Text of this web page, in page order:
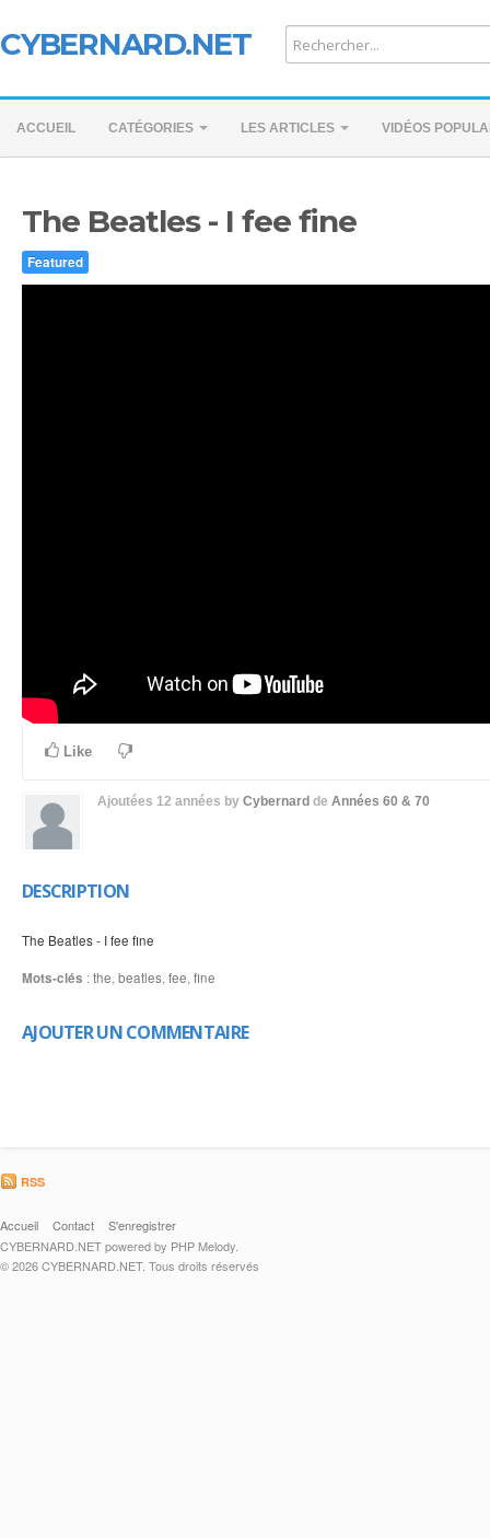
CYBERNARD.NET
ACCUEIL CATÉGORIES LES ARTICLES VIDÉOS
The Beatles - I fee fine
Featured
Like
Ajoutées 12 années by Cybernard de Années 60 & 70
DESCRIPTION
The Beatles - I fee fine
Mots-clés :the, beatles, fee, fine
AJOUTER UN COMMENTAIRE
RSS
Accueil Contact
S'enregistrer
CYBERNARD.NET powered by PHP Melody.
© 2026 CYBERNARD.NET. Tous droits réservés